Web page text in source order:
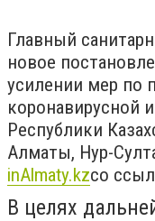
Главный
новое
усилении мер по
коронавирусной
Республики
Алматы, Нур-
inAlmaty.kzсо
В целях